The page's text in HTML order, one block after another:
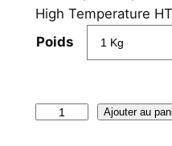
High Temperature
Poids
Ajouter au